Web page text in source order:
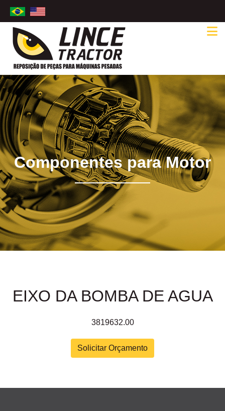
Componentes para Motor
EIXO DA BOMBA DE AGUA
3819632.00
Solicitar Orçamento